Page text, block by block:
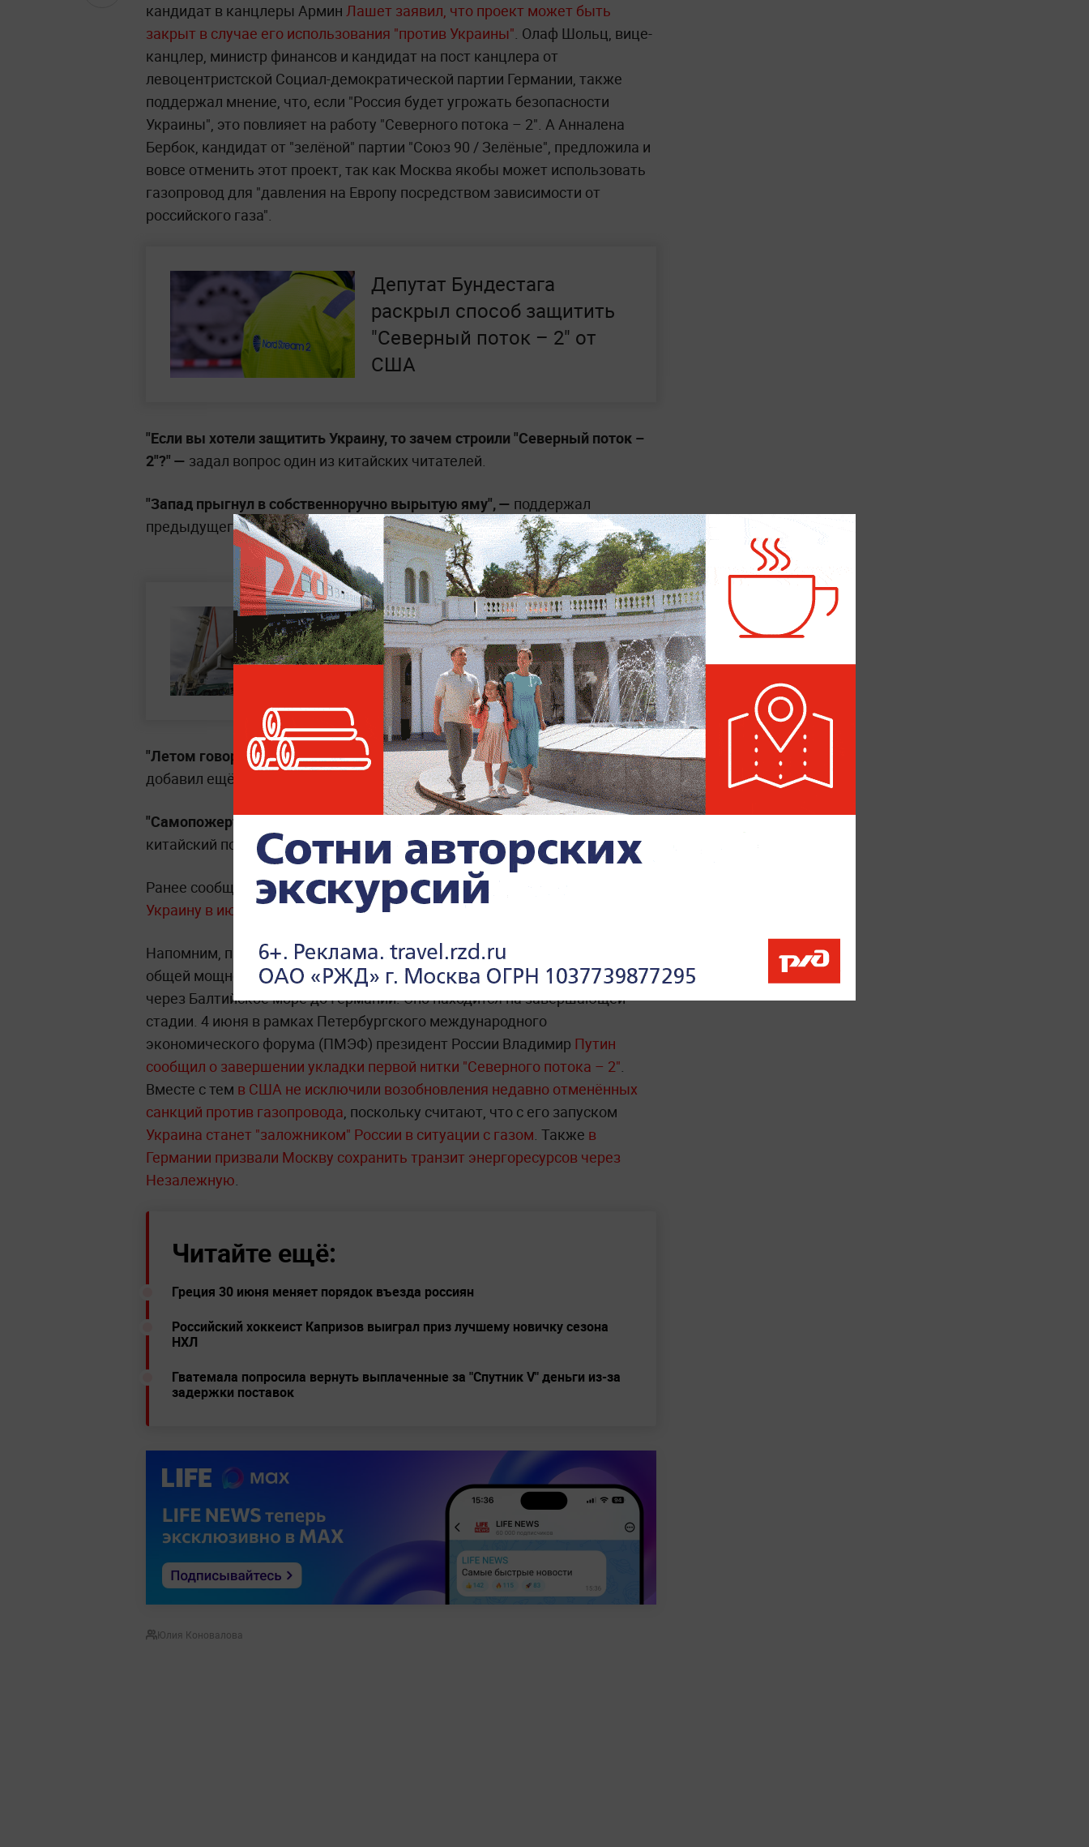
кандидат в канцлеры Армин Лашет заявил, что проект может быть
закрыт в случае его использования "против Украины". Олаф Шольц, вице-
канцлер, министр финансов и кандидат на пост канцлера от
левоцентристской Социал-демократической партии Германии, также
поддержал мнение, что, если "Россия будет угрожать безопасности
Украины", это повлияет на работу "Северного потока – 2". А Анналена
Бербок, кандидат от "зелёной" партии "Союз 90 / Зелёные", предложила и
вовсе отменить этот проект, так как Москва якобы может использовать
газопровод для "давления на Европу посредством зависимости от
российского газа".
Депутат Бундестага
раскрыл способ защитить
"Северный поток – 2" от
США
"Если вы хотели защитить Украину, то зачем строили "Северный поток –
2"?" — задал вопрос один из китайских читателей.
"Запад прыгнул в собственноручно вырытую яму",— поддержал
предыдущего комментатора другой читатель.
СМИ: Запад может оказать
Украине помощь из-за
"Северного потока – 2"
"Летом говорит жёстко, зимой льстит. Суть политики Германии",—
добавил ещё один комментатор.
"Самопожертвование Германии не спасёт Украину", —подытожил
китайский пользователь.
Ранее сообщалось, что"Газпром" не стал увеличивать транзит через
Украину в июле
.
Напомним, проект газопровода предполагает строительство двух ниток
общей мощностью 55 миллиардов кубометров в год от побережья России
через Балтийское море до Германии. Оно находится на завершающей
стадии. 4 июня в рамках Петербургского международного
экономического форума (ПМЭФ) президент России Владимир Путин
сообщил о завершении укладки первой нитки "Северного потока – 2".
Вместе с тем в США не исключили возобновления недавно отменённых
санкций против газопровода, поскольку считают, что с его запуском
Украина станет "заложником" России в ситуации с газом. Также в
Германии призвали Москву сохранить транзит энергоресурсов через
Незалежную.
Читайте ещё:
Греция 30 июня меняет порядок въезда россиян
Российский хоккеист Капризов выиграл приз лучшему новичку сезона
НХЛ
Гватемала попросила вернуть выплаченные за "Спутник V" деньги из-за
задержки поставок
Юлия Коновалова